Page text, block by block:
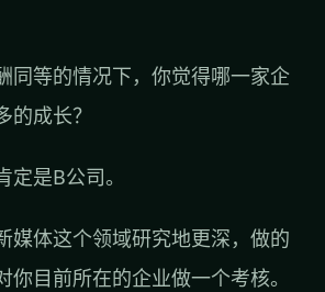
同等的情况下，你觉得哪一家企
的成长？
是B公司。
媒体这个领域研究地更深，做的
你目前所在的企业做一个考核。